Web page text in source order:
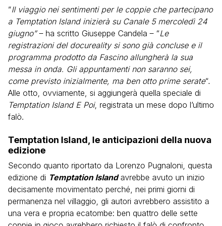
“Il viaggio nei sentimenti per le coppie che partecipano
a Temptation Island inizierà su Canale 5 mercoledì 24
giugno”– ha scritto Giuseppe Candela – “Le
registrazioni del docureality si sono già concluse e il
programma prodotto da Fascino allungherà la sua
messa in onda. Gli appuntamenti non saranno sei,
come previsto inizialmente, ma ben otto prime serate“.
Alle otto, ovviamente, si aggiungerà quella speciale di
Temptation Island E Poi, registrata un mese dopo l’ultimo
falò.
Temptation Island, le anticipazioni della nuova
edizione
Secondo quanto riportato da Lorenzo Pugnaloni, questa
edizione di Temptation Islandavrebbe avuto un inizio
decisamente movimentato perché, nei primi giorni di
permanenza nel villaggio, gli autori avrebbero assistito a
una vera e propria ecatombe: ben quattro delle sette